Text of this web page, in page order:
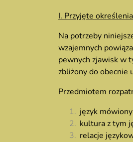
I. Przyjęte
Na potrzeby
wzajemnych
pewnych zjawisk w
zbliżony do obecnie
Przedmiotem
język
kultura z tym
relacje